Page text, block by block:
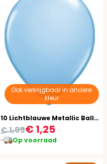
Ook verkrijgbaar in andere:
kleur
10 Lichtblauwe Metallic Ballonnen 30cm
€ 1,25
€ 1,95
Op voorraad